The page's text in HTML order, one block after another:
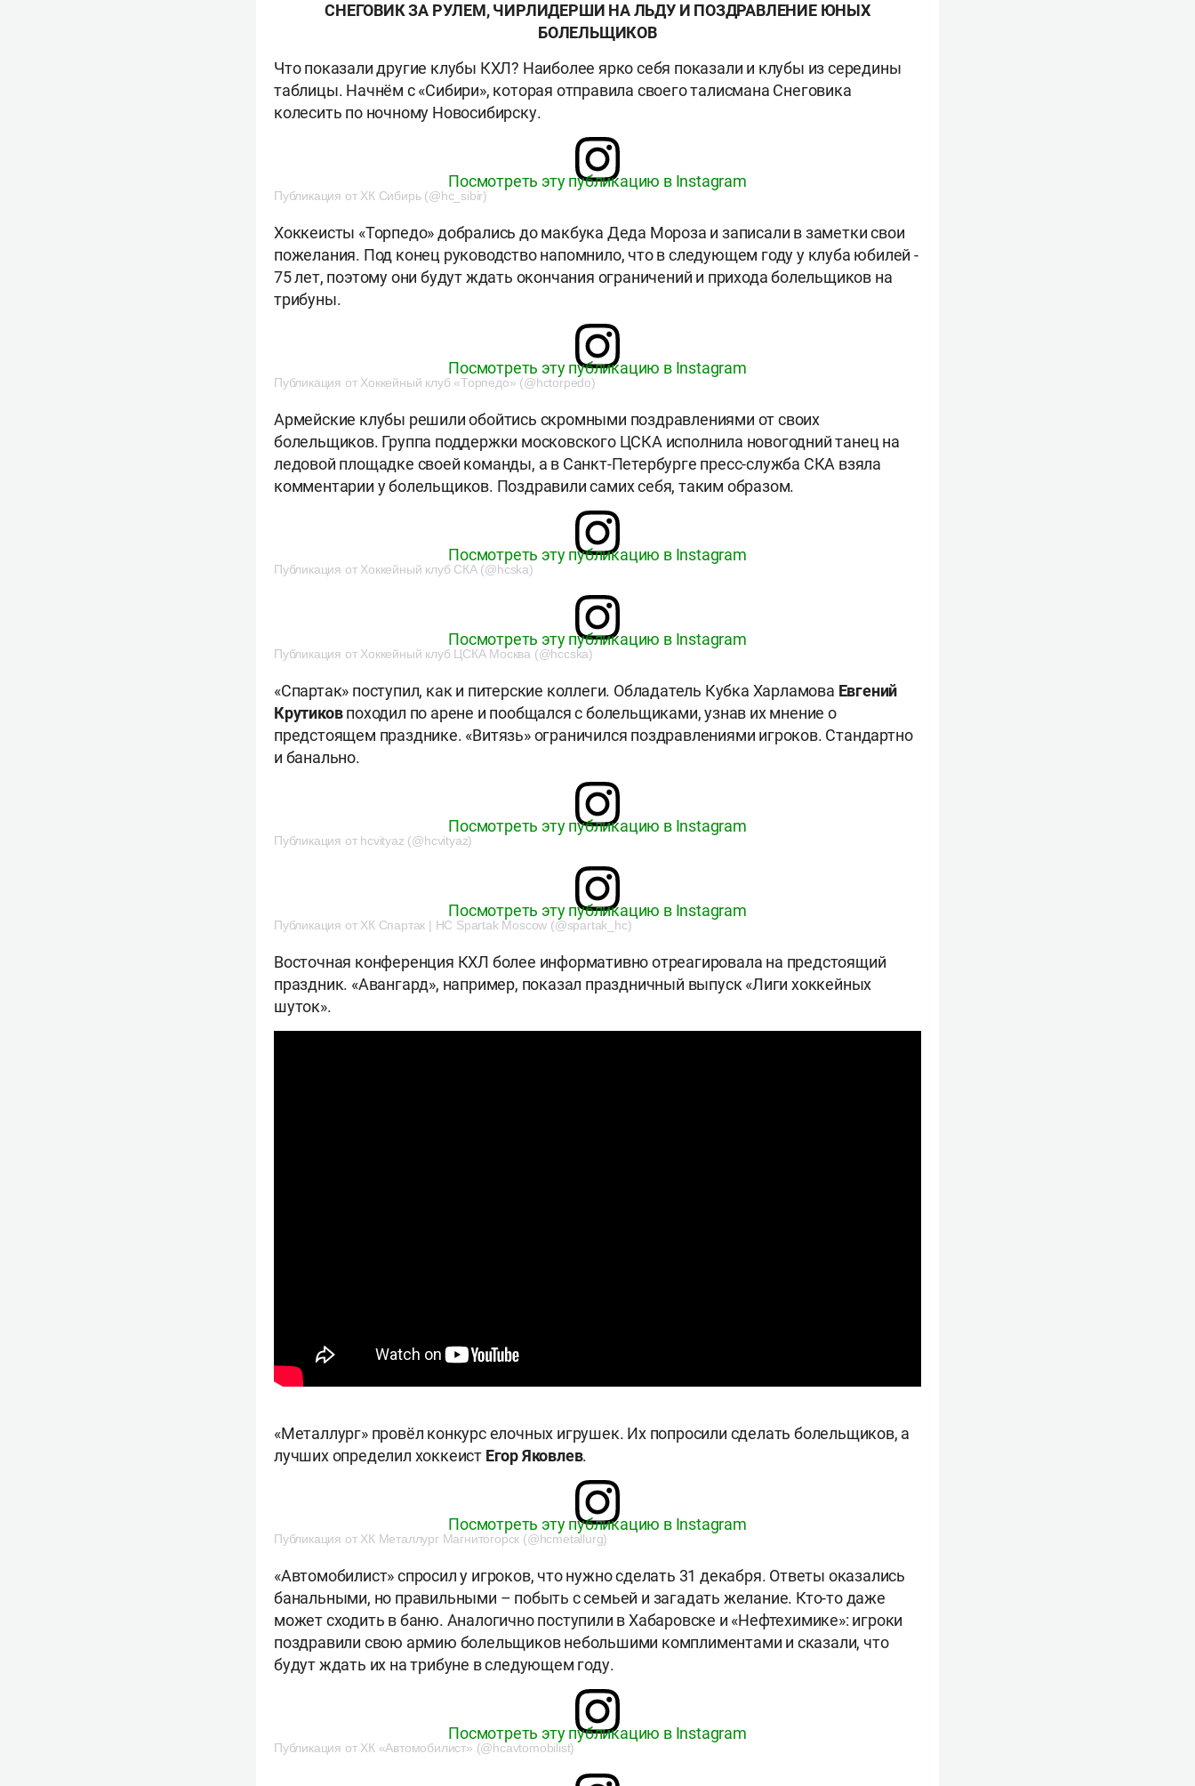
СНЕГОВИК ЗА РУЛЕМ, ЧИРЛИДЕРШИ НА ЛЬДУ И ПОЗДРАВЛЕНИЕ ЮНЫХ
БОЛЕЛЬЩИКОВ
Что показали другие клубы КХЛ? Наиболее ярко себя показали и клубы из середины
таблицы. Начнём с «Сибири», которая отправила своего талисмана Снеговика
колесить по ночному Новосибирску.
Посмотреть эту публикацию в Instagram
Публикация от ХК Сибирь (@hc_sibir)
Хоккеисты «Торпедо» добрались до макбука Деда Мороза и записали в заметки свои
пожелания. Под конец руководство напомнило, что в следующем году у клуба юбилей -
75 лет, поэтому они будут ждать окончания ограничений и прихода болельщиков на
трибуны.
Посмотреть эту публикацию в Instagram
Публикация от Хоккейный клуб «Торпедо» (@hctorpedo)
Армейские клубы решили обойтись скромными поздравлениями от своих
болельщиков. Группа поддержки московского ЦСКА исполнила новогодний танец на
ледовой площадке своей команды, а в Санкт-Петербурге пресс-служба СКА взяла
комментарии y болельщиков. Поздравили самих себя, таким образом.
Посмотреть эту публикацию в Instagram
Публикация от Хоккейный клуб СКА (@hcska)
Посмотреть эту публикацию в Instagram
Публикация от Хоккейный клуб ЦСКА Москва (@hccska)
«Спартак» поступил, как и питерские коллеги. Обладатель Кубка Харламова Евгений
Крутиковпоходил по арене и пообщался с болельщиками, узнав их мнение о
предстоящем празднике. «Витязь» ограничился поздравлениями игроков. Стандартно
и банально.
Посмотреть эту публикацию в Instagram
Публикация от hcvityaz (@hcvityaz)
Посмотреть эту публикацию в Instagram
Публикация от ХК Спартак | HC Spartak Moscow (@spartak_hc)
Восточная конференция КХЛ более информативно отреагировала на предстоящий
праздник. «Авангард», например, показал праздничный выпуск «Лиги хоккейных
шуток».
«Металлург» провёл конкурс елочных игрушек. Их попросили сделать болельщиков, а
лучших определил хоккеист ЕгорЯковлев.
Посмотреть эту публикацию в Instagram
Публикация от ХК Металлург Магнитогорск (@hcmetallurg)
«Автомобилист» спросил у игроков, что нужно сделать 31 декабря. Ответы оказались
банальными, но правильными – побыть с семьей и загадать желание. Кто-то даже
может сходить в баню. Аналогично поступили в Хабаровске и «Нефтехимике»: игроки
поздравили свою армию болельщиков небольшими комплиментами и сказали, что
будут ждать их на трибуне в следующем году.
Посмотреть эту публикацию в Instagram
Публикация от ХК «Автомобилист» (@hcavtomobilist)